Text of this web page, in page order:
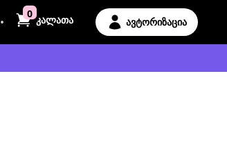
•
0 კალათა ავტორიზაცია